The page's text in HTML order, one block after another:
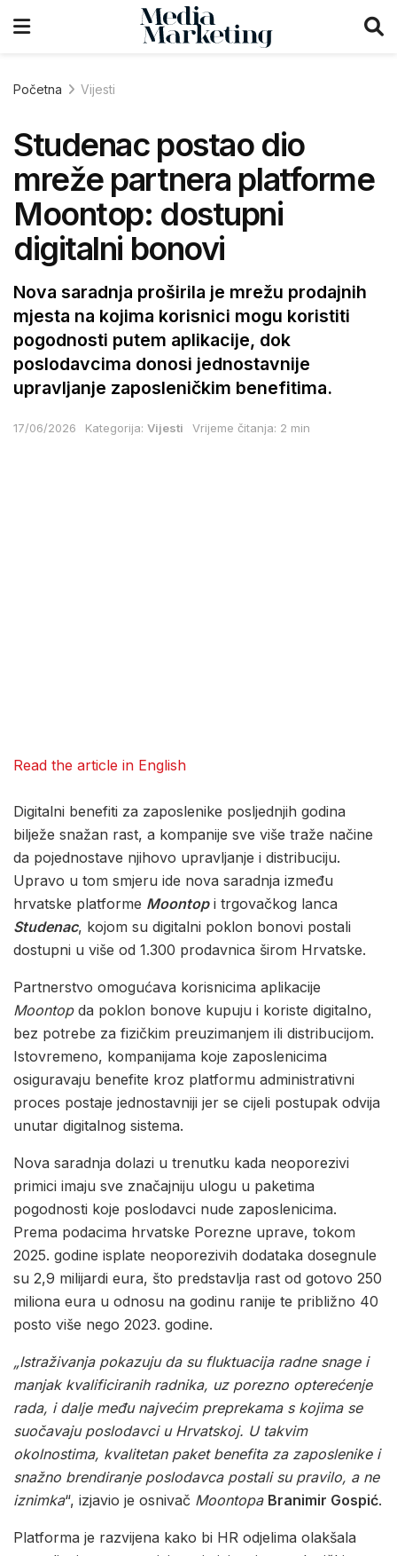
Početna Vijesti
Studenac postao dio
mreže partnera platforme
Moontop: dostupni
digitalni bonovi
Nova saradnja proširila je mrežu prodajnih
mjesta na kojima korisnici mogu koristiti
pogodnosti putem aplikacije, dok
poslodavcima donosi jednostavnije
upravljanje zaposleničkim benefitima.
17/06/2026 Kategorija: Vijesti Vrijeme čitanja: 2 min
Read the article in English
Digitalni benefiti za zaposlenike posljednjih godina
bilježe snažan rast, a kompanije sve više traže načine
da pojednostave njihovo upravljanje i distribuciju.
Upravo u tom smjeru ide nova saradnja između
hrvatske platforme Moontop i trgovačkog lanca
Studenac, kojom su digitalni poklon bonovi postali
dostupni u više od 1.300 prodavnica širom Hrvatske.
Partnerstvo omogućava korisnicima aplikacije
Moontopda poklon bonove kupuju i koriste digitalno,
bez potrebe za fizičkim preuzimanjem ili distribucijom.
Istovremeno, kompanijama koje zaposlenicima
osiguravaju benefite kroz platformu administrativni
proces postaje jednostavniji jer se cijeli postupak odvija
unutar digitalnog sistema.
Nova saradnja dolazi u trenutku kada neoporezivi
primici imaju sve značajniju ulogu u paketima
pogodnosti koje poslodavci nude zaposlenicima.
Prema podacima hrvatske Porezne uprave, tokom
2025. godine isplate neoporezivih dodataka dosegnule
su 2,9 milijardi eura, što predstavlja rast od gotovo 250
miliona eura u odnosu na godinu ranije te približno 40
posto više nego 2023. godine.
„Istraživanja pokazuju da su fluktuacija radne snage i
manjak kvalificiranih radnika, uz porezno opterećenje
rada, i dalje među najvećim preprekama s kojima se
suočavaju poslodavci u Hrvatskoj. U takvim
okolnostima, kvalitetan paket benefita za zaposlenike i
snažno brendiranje poslodavca postali su pravilo, a ne
iznimka“, izjavio je osnivač Moontopa Branimir Gospić.
Platforma je razvijena kako bi HR odjelima olakšala